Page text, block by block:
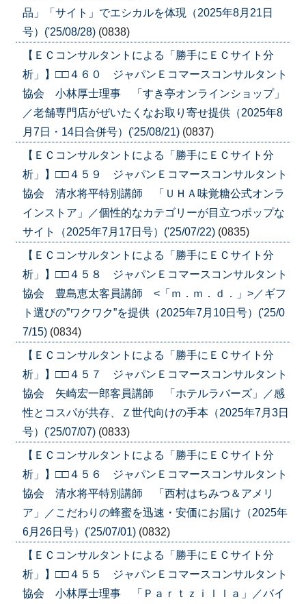
品」「サイト」でエシカルを体現（2025年8月21日
号）('25/08/28) (0838)
【ＥＣコンサルタントによる「勝手にＥＣサイト分
析」】□□４６０ ジャパンＥコマースコンサルタント
協会 小林厚士理事 「すき亭オンラインショップ」
／老舗専門店がぜいたくなお取り寄せ提供（2025年8
月7日・14日合併号）('25/08/21) (0837)
【ＥＣコンサルタントによる「勝手にＥＣサイト分
析」】□□４５９ ジャパンＥコマースコンサルタント
協会 清水将平特別講師 「ＵＨＡ味覚糖公式オンラ
インストア」／個性的なカテゴリーが目立つポップな
サイト（2025年7月17日号）('25/07/22) (0835)
【ＥＣコンサルタントによる「勝手にＥＣサイト分
析」】□□４５８ ジャパンＥコマースコンサルタント
協会 豊島恵太客員講師 <「ｍ．ｍ．ｄ．」>／ギフ
ト選びの”ワクワク”を提供（2025年7月10日号）('25/0
7/15) (0834)
【ＥＣコンサルタントによる「勝手にＥＣサイト分
析」】□□４５７ ジャパンＥコマースコンサルタント
協会 矢崎宏一郎客員講師 「ホテルラバーズ」／感
性とコスパが共存、Ｚ世代向けの手本（2025年7月3日
号）('25/07/07) (0833)
【ＥＣコンサルタントによる「勝手にＥＣサイト分
析」】□□４５６ ジャパンＥコマースコンサルタント
協会 清水将平特別講師 「西村はちみつ＆アメリ
ア」／こだわりの蜂蜜を迅速・安価にお届け（2025年
6月26日号）('25/07/01) (0832)
【ＥＣコンサルタントによる「勝手にＥＣサイト分
析」】□□４５５ ジャパンＥコマースコンサルタント
協会 小林厚士理事 「Ｐａｒｔｚｉｌｌａ」／バイ